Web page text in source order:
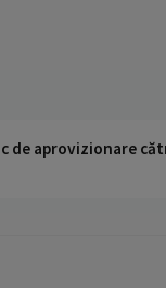
de aprovizionare